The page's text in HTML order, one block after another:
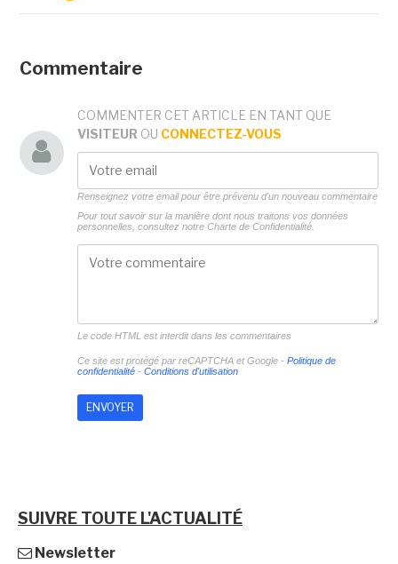
Commentaire
COMMENTER CET ARTICLE EN TANT QUE
VISITEUR OU CONNECTEZ-VOUS
Renseignez votre email pour être prévenu d'un nouveau commentaire
Pour tout savoir sur la manière dont nous traitons vos données
personnelles, consultez notre Charte de Confidentialité.
Le code HTML est interdit dans les commentaires
Ce site est protégé par reCAPTCHA et Google - Politique de
confidentialité- Conditions d'utilisation
SUIVRE TOUTE L'ACTUALITÉ
Newsletter